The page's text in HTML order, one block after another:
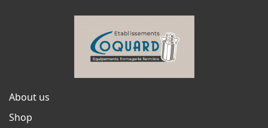
About us
Shop